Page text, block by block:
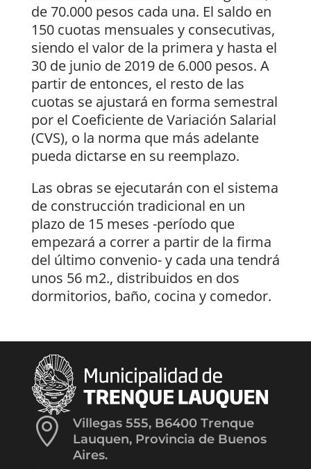
de 70.000 pesos cada una. El saldo en
150 cuotas mensuales y consecutivas,
siendo el valor de la primera y hasta el
30 de junio de 2019 de 6.000 pesos. A
partir de entonces, el resto de las
cuotas se ajustará en forma semestral
por el Coeficiente de Variación Salarial
(CVS), o la norma que más adelante
pueda dictarse en su reemplazo.
Las obras se ejecutarán con el sistema
de construcción tradicional en un
plazo de 15 meses -período que
empezará a correr a partir de la firma
del último convenio- y cada una tendrá
unos 56 m2., distribuidos en dos
dormitorios, baño, cocina y comedor.

Villegas 555, B6400 Trenque
Lauquen, Provincia de Buenos
Aires.